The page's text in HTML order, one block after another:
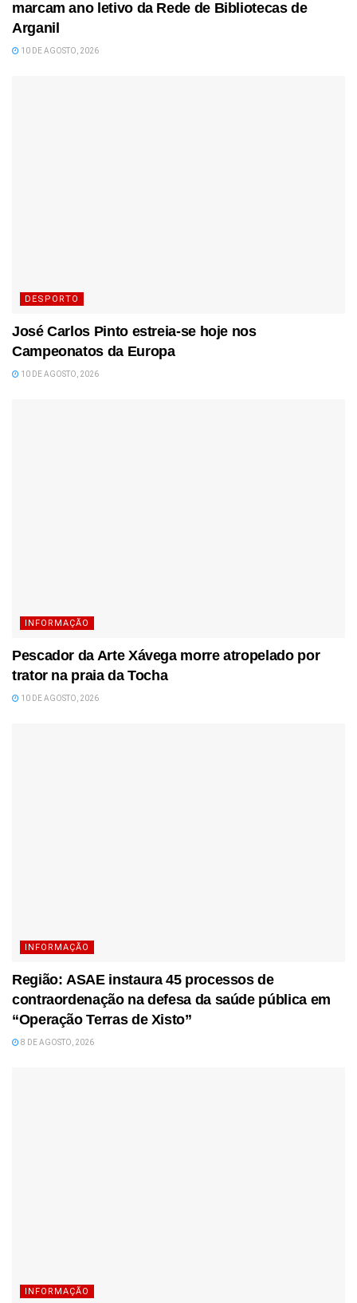
marcam ano letivo da Rede de Bibliotecas de
Arganil
10 DE AGOSTO, 2026
DESPORTO
José Carlos Pinto estreia-se hoje nos
Campeonatos da Europa
10 DE AGOSTO, 2026
INFORMAÇÃO
Pescador da Arte Xávega morre atropelado por
trator na praia da Tocha
10 DE AGOSTO, 2026
INFORMAÇÃO
Região: ASAE instaura 45 processos de
contraordenação na defesa da saúde pública em
“Operação Terras de Xisto”
8 DE AGOSTO, 2026
INFORMAÇÃO